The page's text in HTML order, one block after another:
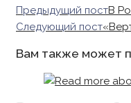
Read
more
Предыдущий постВ
Следующий пост
Вам также может